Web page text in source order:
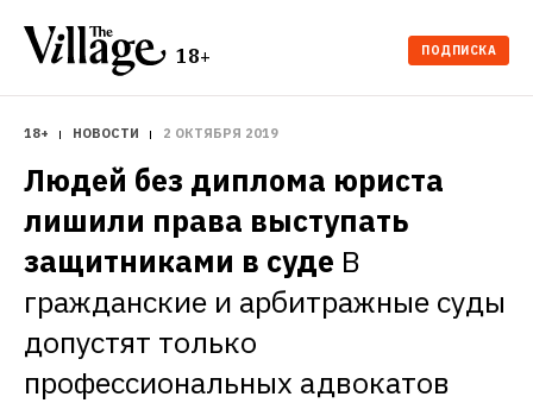
18+ ПОДПИСКА
18+ НОВОСТИ 2 ОКТЯБРЯ 2019
Людей без диплома юриста
лишили права выступать
защитниками в суде В
гражданские и арбитражные суды
допустят только
профессиональных адвокатов